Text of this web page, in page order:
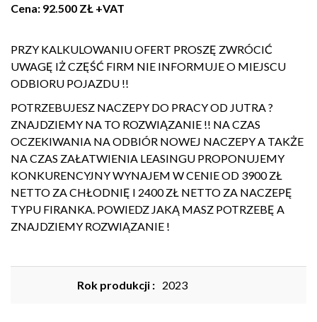
Cena: 92.500 ZŁ +VAT
PRZY KALKULOWANIU OFERT PROSZĘ ZWRÓCIĆ
UWAGĘ IŻ CZĘŚĆ FIRM NIE INFORMUJE O MIEJSCU
ODBIORU POJAZDU !!
POTRZEBUJESZ NACZEPY DO PRACY OD JUTRA ?
ZNAJDZIEMY NA TO ROZWIĄZANIE !! NA CZAS
OCZEKIWANIA NA ODBIÓR NOWEJ NACZEPY A TAKŻE
NA CZAS ZAŁATWIENIA LEASINGU PROPONUJEMY
KONKURENCYJNY WYNAJEM W CENIE OD 3900 ZŁ
NETTO ZA CHŁODNIĘ I 2400 ZŁ NETTO ZA NACZEPĘ
TYPU FIRANKA. POWIEDZ JAKĄ MASZ POTRZEBĘ A
ZNAJDZIEMY ROZWIĄZANIE !
Rok produkcji : 2023